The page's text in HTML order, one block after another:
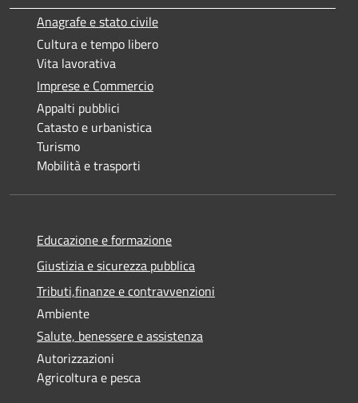
Anagrafe e stato civile
Cultura e tempo libero
Vita lavorativa
Imprese e Commercio
Appalti pubblici
Catasto e urbanistica
Turismo
Mobilità e trasporti
Educazione e formazione
Giustizia e sicurezza pubblica
Tributi,finanze e contravvenzioni
Ambiente
Salute, benessere e assistenza
Autorizzazioni
Agricoltura e pesca